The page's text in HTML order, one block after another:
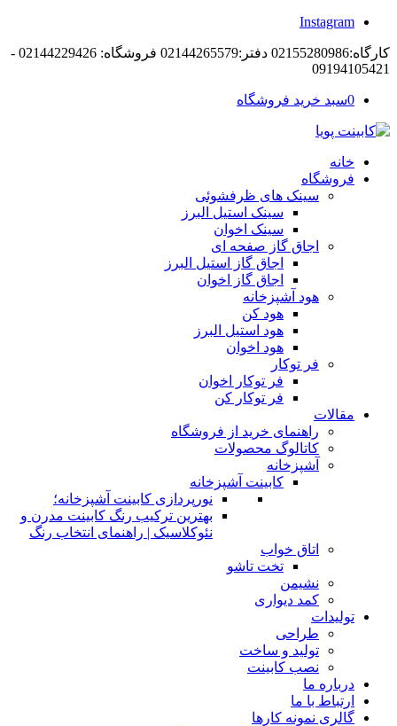
Instagram
کارگاه:02155280986 دفتر:02144265579 فروشگاه: 02144229426 -
09194105421
0سبد خرید فروشگاه
خانه
فروشگاه
سینک های ظرفشوئی
سینک استیل البرز
سینک اخوان
اجاق گاز صفحه ای
اجاق گاز استیل البرز
اجاق گاز اخوان
هود آشپزخانه
هود کن
هود استیل البرز
هود اخوان
فر توکار
فر توکار اخوان
فر توکار کن
مقالات
راهنمای خرید از فروشگاه
کاتالوگ محصولات
آشپزخانه
کابینت آشپزخانه
نورپردازی کابینت آشپزخانه؛
بهترین ترکیب رنگ کابینت مدرن و
نئوکلاسیک | راهنمای انتخاب رنگ
اتاق خواب
تخت تاشو
نشیمن
کمد دیواری
تولیدات
طراحی
تولید و ساخت
نصب کابینت
درباره ما
ارتباط با ما
گالری نمونه کارها